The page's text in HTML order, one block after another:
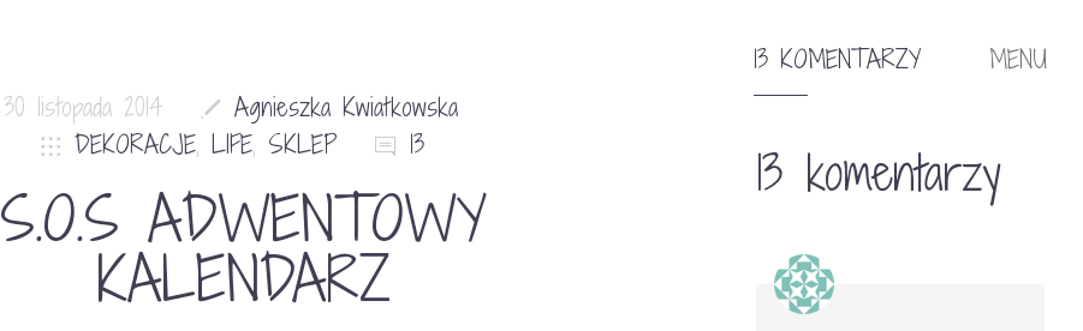
30 listopada 2014
Agnieszka Kwiatkowska
DEKORACJE, LIFE, SKLEP 13
S.O.S ADWENTOWY
KALENDARZ
13 KOMENTARZY MENU
13 komentarzy